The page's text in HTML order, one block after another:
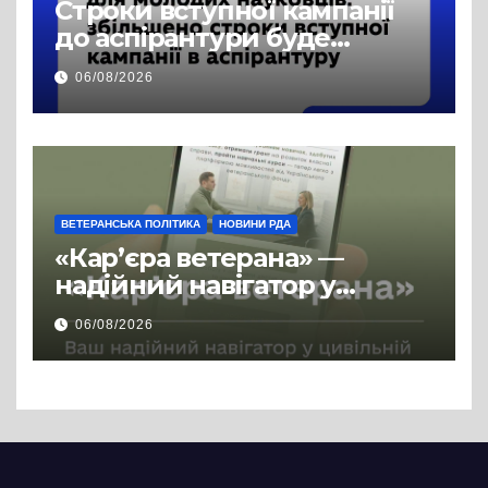
Строки вступної кампанії
до аспірантури буде
продовжено
06/08/2026
ВЕТЕРАНСЬКА ПОЛІТИКА НОВИНИ РДА
«Кар’єра ветерана» —
надійний навігатор у
цивільній професії
06/08/2026